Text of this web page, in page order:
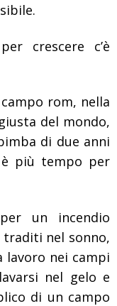
crescere c’è
rom, nella
del mondo,
di due anni
più tempo per
un incendio
nel sonno,
lavoro nei campi
nel gelo e
di un campo